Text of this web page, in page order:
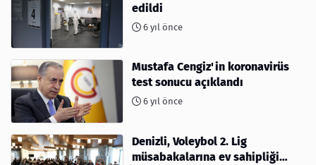
edildi
6 yıl önce
Mustafa Cengiz'in koronavirüs
test sonucu açıklandı
6 yıl önce
Denizli, Voleybol 2. Lig
müsabakalarına ev sahipliği